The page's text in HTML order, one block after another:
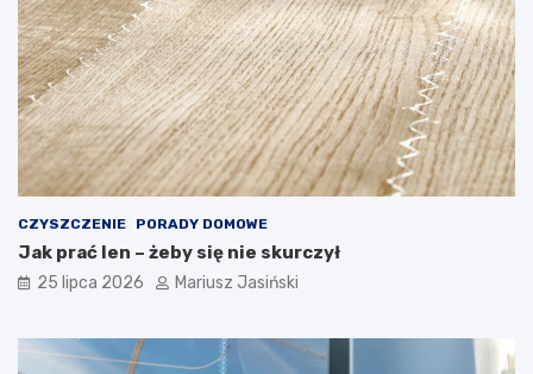
CZYSZCZENIE PORADY DOMOWE
Jak prać len – żeby się nie skurczył
25 lipca 2026 Mariusz Jasiński